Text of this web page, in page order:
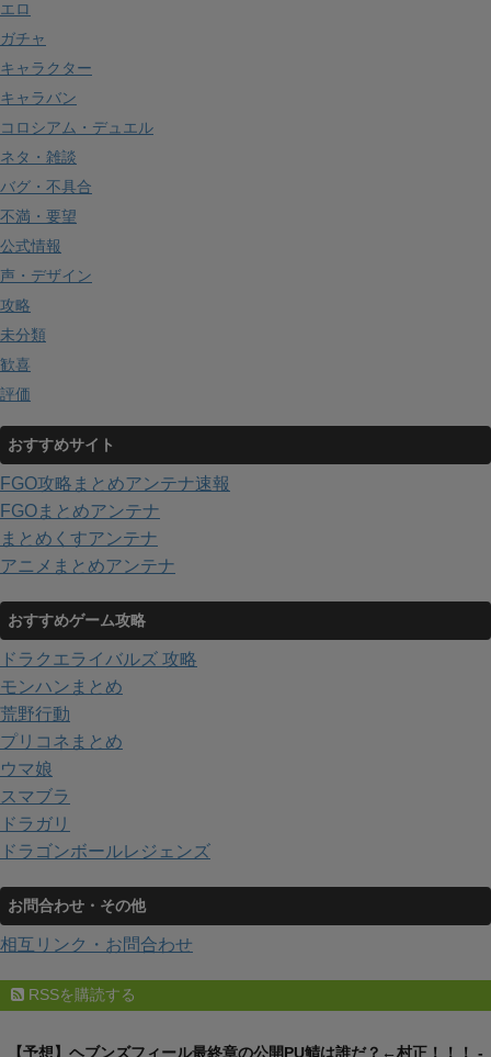
エロ
ガチャ
キャラクター
キャラバン
コロシアム・デュエル
ネタ・雑談
バグ・不具合
不満・要望
公式情報
声・デザイン
攻略
未分類
歓喜
評価
おすすめサイト
FGO攻略まとめアンテナ速報
FGOまとめアンテナ
まとめくすアンテナ
アニメまとめアンテナ
おすすめゲーム攻略
ドラクエライバルズ 攻略
モンハンまとめ
荒野行動
プリコネまとめ
ウマ娘
スマブラ
ドラガリ
ドラゴンボールレジェンズ
お問合わせ・その他
相互リンク・お問合わせ
RSSを購読する
【予想】ヘブンズフィール最終章の公開PU鯖は誰だ？←村正！！！ -